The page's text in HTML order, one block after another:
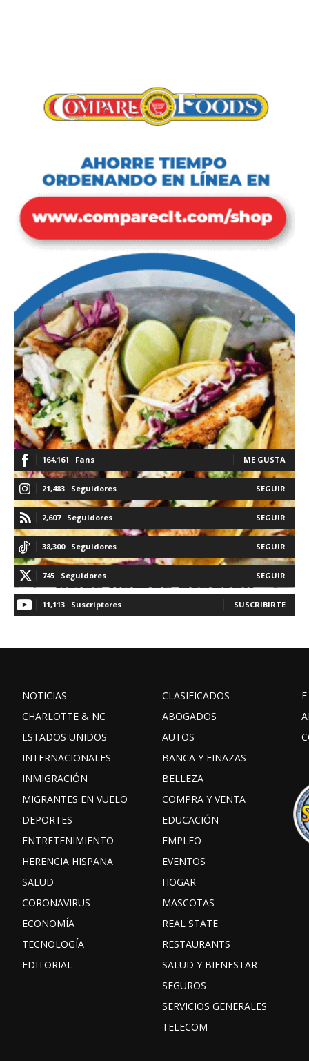
164,161 Fans ME GUSTA
21,483 Seguidores SEGUIR
2,607 Seguidores SEGUIR
38,300 Seguidores SEGUIR
745 Seguidores SEGUIR
11,113 Suscriptores SUSCRIBIRTE
NOTICIAS
CHARLOTTE & NC
ESTADOS UNIDOS
INTERNACIONALES
INMIGRACIÓN
MIGRANTES EN VUELO
DEPORTES
ENTRETENIMIENTO
HERENCIA HISPANA
SALUD
CORONAVIRUS
ECONOMÍA
TECNOLOGÍA
EDITORIAL
CLASIFICADOS
ABOGADOS
AUTOS
BANCA Y FINAZAS
BELLEZA
COMPRA Y VENTA
EDUCACIÓN
EMPLEO
EVENTOS
HOGAR
MASCOTAS
REAL STATE
RESTAURANTS
SALUD Y BIENESTAR
SEGUROS
SERVICIOS GENERALES
TELECOM